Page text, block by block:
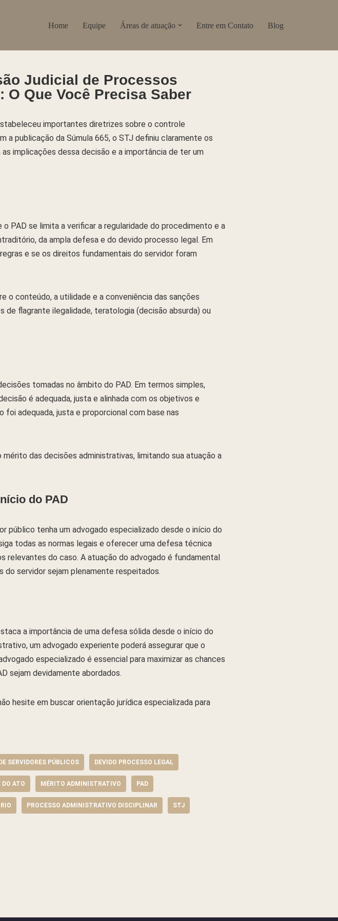
Home Equipe Áreas de atuação Entre em Contato Blog
Judicial de Processos
Que Você Precisa Saber
importantes diretrizes sobre o controle
a publicação da Súmula 665, o STJ definiu claramente os
implicações dessa decisão e a importância de ter um
PAD se limita a verificar a regularidade do procedimento e a
da ampla defesa e do devido processo legal. Em
e se os direitos fundamentais do servidor foram
conteúdo, a utilidade e a conveniência das sanções
flagrante ilegalidade, teratologia (decisão absurda) ou
tomadas no âmbito do PAD. Em termos simples,
é adequada, justa e alinhada com os objetivos e
foi adequada, justa e proporcional com base nas
das decisões administrativas, limitando sua atuação a
do PAD
público tenha um advogado especializado desde o início do
todas as normas legais e oferecer uma defesa técnica
do caso. A atuação do advogado é fundamental
do servidor sejam plenamente respeitados.
a importância de uma defesa sólida desde o início do
um advogado experiente poderá assegurar que o
especializado é essencial para maximizar as chances
sejam devidamente abordados.
hesite em buscar orientação jurídica especializada para
SERVIDORES PÚBLICOS DEVIDO PROCESSO LEGAL
DO ATO MÉRITO ADMINISTRATIVO PAD
PROCESSO ADMINISTRATIVO DISCIPLINAR STJ